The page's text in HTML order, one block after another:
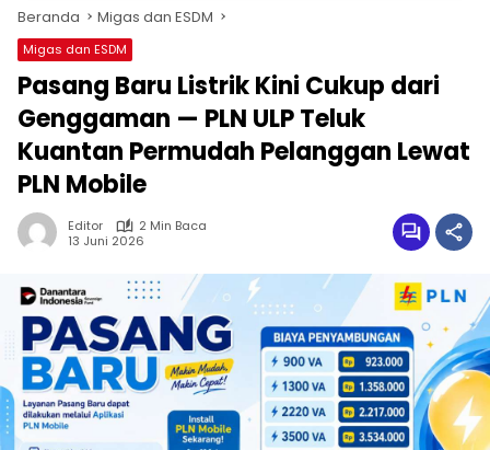
Beranda Migas dan ESDM
Migas dan ESDM
Pasang Baru Listrik Kini Cukup dari
Genggaman — PLN ULP Teluk
Kuantan Permudah Pelanggan Lewat
PLN Mobile
Editor
2 Min Baca
13 Juni 2026